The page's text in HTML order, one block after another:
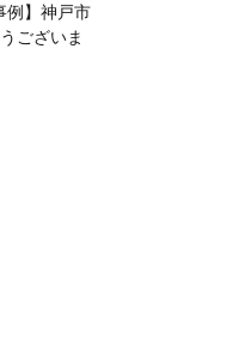
例】神戸市
ございま